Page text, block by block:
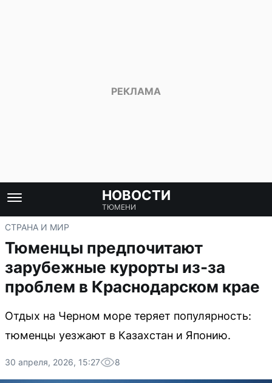
НОВОСТИ
ТЮМЕНИ
СТРАНА И МИР
Тюменцы предпочитают
зарубежные курорты из-за
проблем в Краснодарском крае
Отдых на Черном море теряет популярность:
тюменцы уезжают в Казахстан и Японию.
30 апреля, 2026, 15:27 8